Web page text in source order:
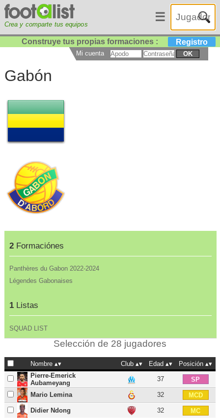
Crea y comparte tus equipos
☰
Construye tus propias formaciones : Registro
Mi cuenta OK
Gabón
2Formaciónes
Panthères du Gabon 2022-2024
Légendes Gabonaises
1Listas
SQUAD LIST
Selección de 28 jugadores
Nombre Club Edad
Posición
Pierre-Emerick
Aubameyang
37 SP
Mario Lemina 32 MCD
Didier Ndong 32 MC